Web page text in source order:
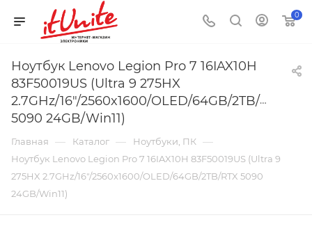
0
Ноутбук Lenovo Legion Pro 7 16IAX10H
83F50019US (Ultra 9 275HX
2.7GHz/16"/2560x1600/OLED/64GB/2TB/RTX
5090 24GB/Win11)
Главная — Каталог — Ноутбуки, ПК —
Ноутбук Lenovo Legion Pro 7 16IAX10H 83F50019US (Ultra 9
275HX 2.7GHz/16"/2560x1600/OLED/64GB/2TB/RTX 5090
24GB/Win11)